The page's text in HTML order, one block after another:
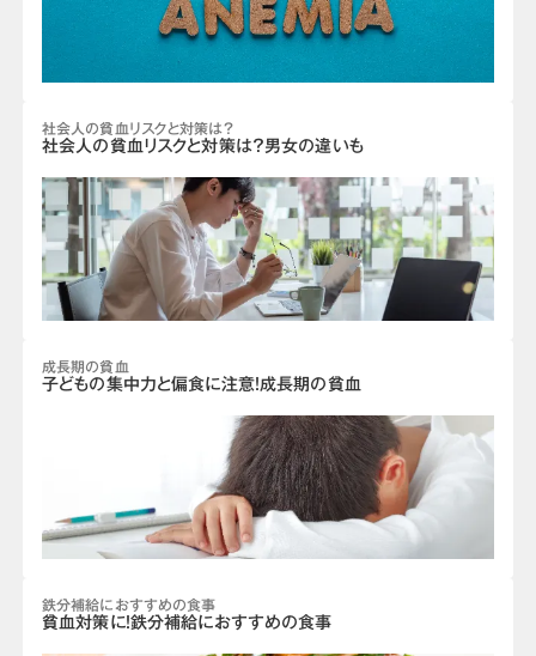
社会人の貧血リスクと対策は？
社会人の貧血リスクと対策は？男女の違いも
成長期の貧血
子どもの集中力と偏食に注意！成長期の貧血
鉄分補給におすすめの食事
貧血対策に！鉄分補給におすすめの食事